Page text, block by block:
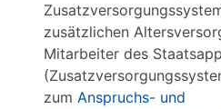
zusätzlichen
Mitarbeiter des
zum Anspruchs- und